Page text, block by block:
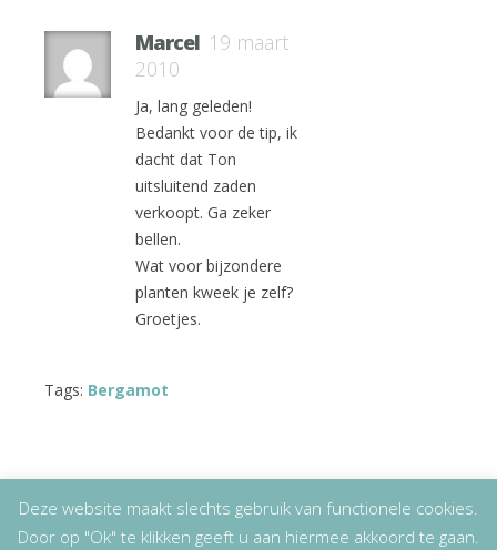
Marcel 19 maart
2010
Ja, lang geleden!
Bedankt voor de tip, ik
dacht dat Ton
uitsluitend zaden
verkoopt. Ga zeker
bellen.
Wat voor bijzondere
planten kweek je zelf?
Groetjes.
Tags: Bergamot
Copyright© 2026Lizet Kruyff| Disclaimer
Deze website maakt slechts gebruik van functionele cookies.
Door op "Ok" te klikken geeft u aan hiermee akkoord te gaan.